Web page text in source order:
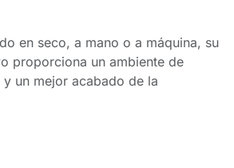
en seco, a mano o a máquina, su
proporciona un ambiente de
un mejor acabado de la